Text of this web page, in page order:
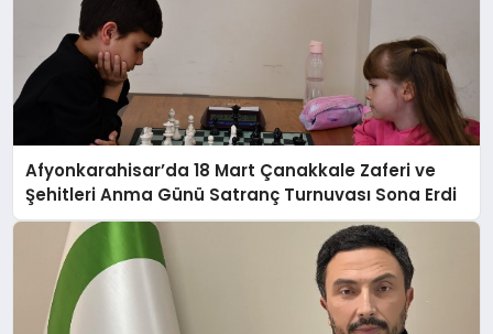
Afyonkarahisar’da 18 Mart Çanakkale Zaferi ve
Şehitleri Anma Günü Satranç Turnuvası Sona Erdi